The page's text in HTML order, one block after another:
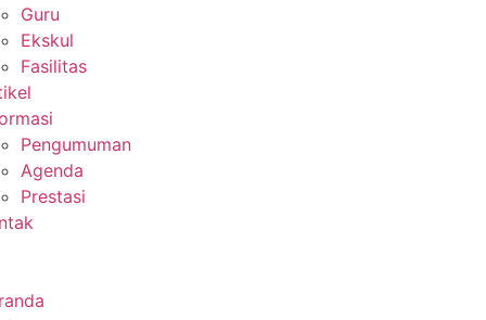
Guru
Ekskul
Fasilitas
Pengumuman
Agenda
Prestasi